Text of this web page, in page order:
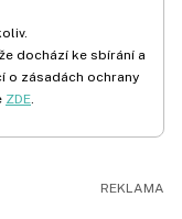
dochází ke sbírání a
o zásadách ochrany
ZDE.